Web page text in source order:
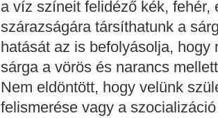
a víz színeit felidéző kék,
szárazságára társíthatunk a
hatását az is befolyásolja, hogy
sárga a vörös és narancs
Nem eldöntött, hogy velünk
felismerése vagy a